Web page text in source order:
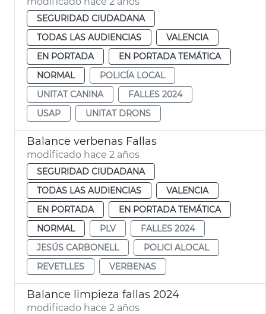
SEGURIDAD CIUDADANA
TODAS LAS AUDIENCIAS
VALENCIA
EN PORTADA
EN PORTADA TEMÁTICA
NORMAL
POLICÍA LOCAL
UNITAT CANINA
FALLES 2024
USAP
UNITAT DRONS
Balance verbenas Fallas
modificado hace 2 años
SEGURIDAD CIUDADANA
TODAS LAS AUDIENCIAS
VALENCIA
EN PORTADA
EN PORTADA TEMÁTICA
NORMAL
PLV
FALLES 2024
JESÚS CARBONELL
POLICI ALOCAL
REVETLLES
VERBENAS
Balance limpieza fallas 2024
modificado hace 2 años